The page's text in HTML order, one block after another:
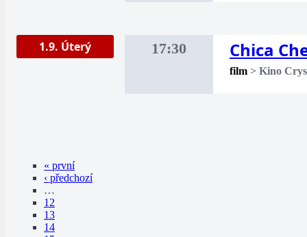
1.9. Úterý 17:30 Chica
film > Kino
« první
‹ předchozí
…
12
13
14